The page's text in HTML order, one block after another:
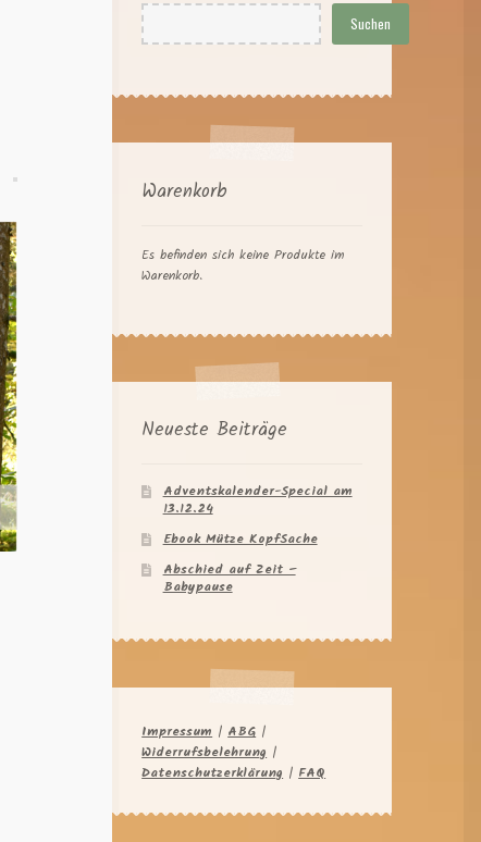
Suchen
Warenkorb
Es befinden sich keine Produkte im
Warenkorb.
Neueste Beiträge
Adventskalender-Special am
13.12.24
Ebook Mütze KopfSache
Abschied auf Zeit –
Babypause
Impressum|ABG|
Widerrufsbelehrung|
Datenschutzerklärung|FAQ